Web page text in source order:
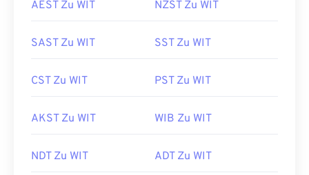
AEST Zu WIT NZST Zu WIT
SAST Zu WIT SST Zu WIT
CST Zu WIT PST Zu WIT
AKST Zu WIT WIB Zu WIT
NDT Zu WIT ADT Zu WIT